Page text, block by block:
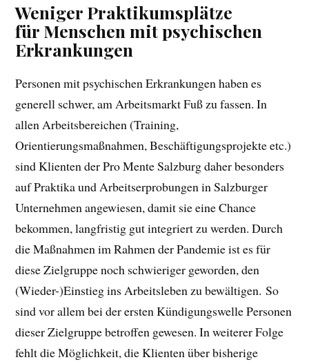
Weniger Praktikumsplätze
für Menschen mit psychischen
Erkrankungen
Personen mit psychischen Erkrankungen haben es
generell schwer, am Arbeitsmarkt Fuß zu fassen. In
allen Arbeitsbereichen (Training,
Orientierungsmaßnahmen, Beschäftigungsprojekte etc.)
sind Klienten der Pro Mente Salzburg daher besonders
auf Praktika und Arbeitserprobungen in Salzburger
Unternehmen angewiesen, damit sie eine Chance
bekommen, langfristig gut integriert zu werden. Durch
die Maßnahmen im Rahmen der Pandemie ist es für
diese Zielgruppe noch schwieriger geworden, den
(Wieder-)Einstieg ins Arbeitsleben zu bewältigen. So
sind vor allem bei der ersten Kündigungswelle Personen
dieser Zielgruppe betroffen gewesen. In weiterer Folge
fehlt die Möglichkeit, die Klienten über bisherige